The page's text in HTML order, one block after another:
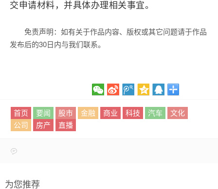
交申请材料，并具体办理相关事宜。
免责声明：如有关于作品内容、版权或其它问题请于作品
发布后的30日内与我们联系。
首页 要闻 股市 金融 商业 科技 汽车
文化
公司
房产 直播
为您推荐